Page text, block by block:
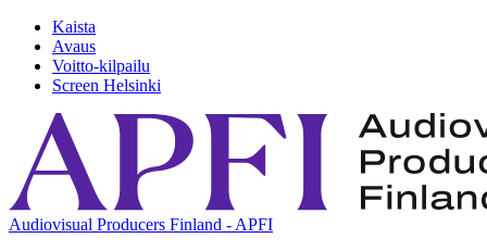
Kaista
Avaus
Voitto-kilpailu
Screen Helsinki
Audiovisual Producers Finland - APFI